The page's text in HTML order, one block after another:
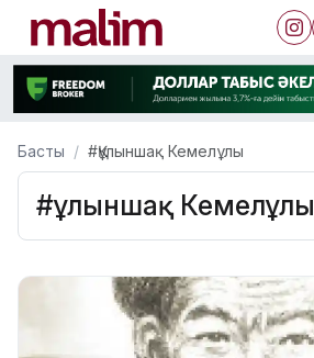
Басты #Құлыншақ Кемелұлы
#Құлыншақ Кемелұлы